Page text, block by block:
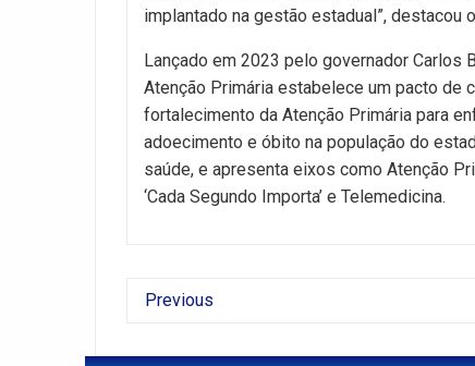
implantado na gestão estadual”, destacou
Lançado em 2023 pelo governador Carlos
Atenção Primária estabelece um pacto de
fortalecimento da Atenção Primária para
adoecimento e óbito na população do
saúde, e apresenta eixos como Atenção
‘Cada Segundo Importa’ e Telemedicina.
Previous